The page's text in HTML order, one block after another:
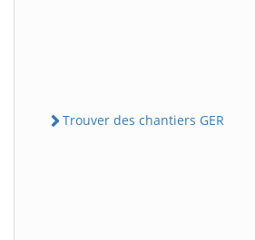
Trouver des chantiers GER